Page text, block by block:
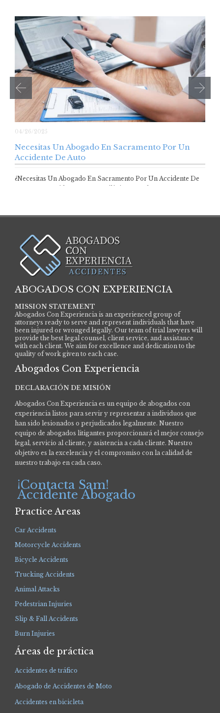
04/26/2025
Necesitas Un Abogado En Sacramento Por Un
Accidente De Auto
¿Necesitas Un Abogado En Sacramento Por Un Accidente De
Auto? Los accidentes automovilísticos pueden…
ABOGADOS CON EXPERIENCIA
MISSION STATEMENT
Abogados Con Experiencia is an experienced group of
attorneys ready to serve and represent individuals that have
been injured or wronged legally. Our team of trial lawyers will
provide the best legal counsel, client service, and assistance
with each client. We aim for excellence and dedication to the
quality of work given to each case.
Abogados Con Experiencia
DECLARACIÓN DE MISIÓN
Abogados Con Experiencia es un equipo de abogados con
experiencia listos para servir y representar a individuos que
han sido lesionados o perjudicados legalmente. Nuestro
equipo de abogados litigantes proporcionará el mejor consejo
legal, servicio al cliente, y asistencia a cada cliente. Nuestro
objetivo es la excelencia y el compromiso con la calidad de
nuestro trabajo en cada caso.
¡Contacta Sam!
Accidente Abogado
Practice Areas
Car Accidents
Motorcycle Accidents
Bicycle Accidents
Trucking Accidents
Animal Attacks
Pedestrian Injuries
Slip & Fall Accidents
Burn Injuries
Áreas de práctica
Accidentes de tráfico
Abogado de Accidentes de Moto
Accidentes en bicicleta